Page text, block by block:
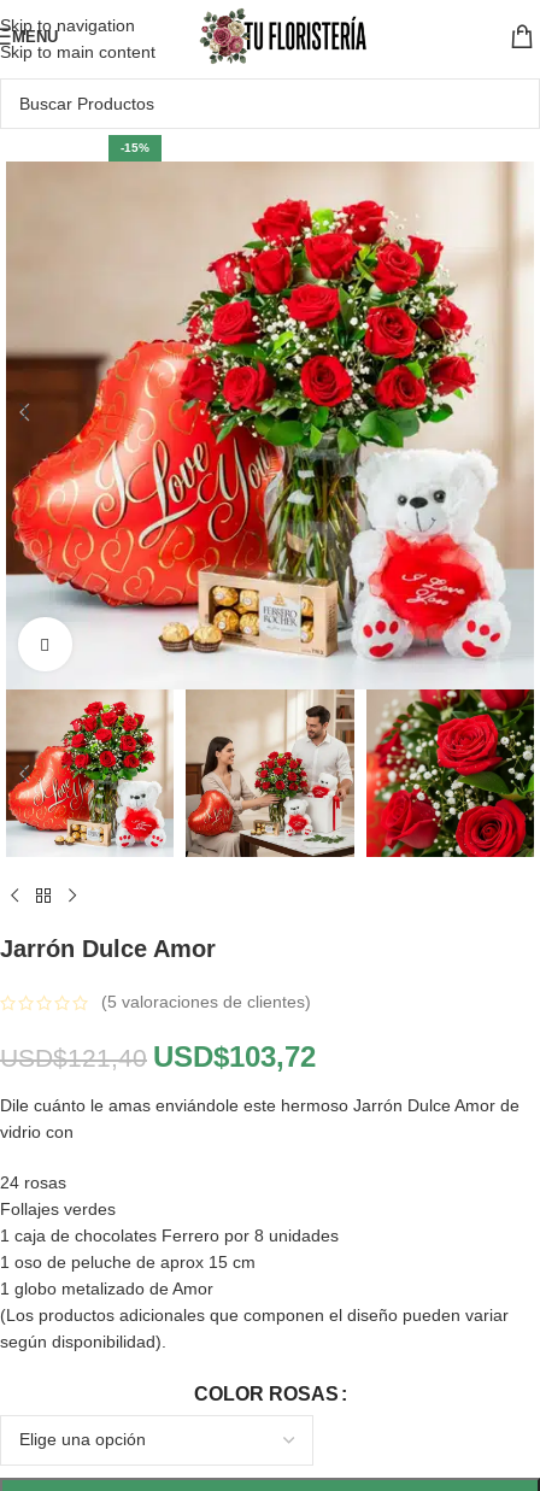
Skip to navigation
Skip to main content
MENU
-15%
Click to enlarge
Jarrón Dulce Amor
(5 valoraciones de clientes)
USD$121,40 USD$103,72
Dile cuánto le amas enviándole este hermoso Jarrón Dulce Amor de
vidrio con
24 rosas
Follajes verdes
1 caja de chocolates Ferrero por 8 unidades
1 oso de peluche de aprox 15 cm
1 globo metalizado de Amor
(Los productos adicionales que componen el diseño pueden variar
según disponibilidad).
COLOR ROSAS